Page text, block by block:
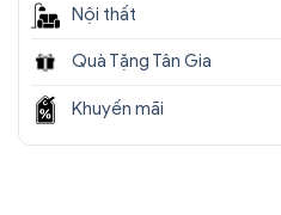
Nội thất
Quà Tặng Tân Gia
Khuyến mãi